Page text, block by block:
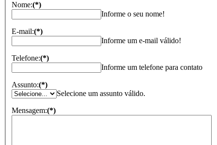
Nome:(*)
Informe o seu nome!
E-mail:(*)
Informe um e-mail válido!
Telefone:(*)
Informe um telefone para contato
Assunto:(*)
Selecione um assunto válido.
Mensagem:(*)